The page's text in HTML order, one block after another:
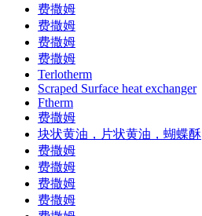
费撒姆
费撒姆
费撒姆
费撒姆
Terlotherm
Scraped Surface heat exchanger
Ftherm
费撒姆
块状黄油，片状黄油，蝴蝶酥
费撒姆
费撒姆
费撒姆
费撒姆